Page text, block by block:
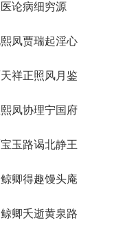
论病细穷源
凤贾瑞起淫心
祥正照风月鉴
凤协理宁国府
玉路谒北静王
卿得趣馒头庵
卿夭逝黄泉路